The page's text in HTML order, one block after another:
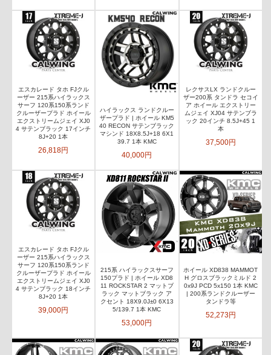
エスカレード タホ FJクル
ーザー 215系ハイラックス
サーフ 120系150系ランド
クルーザープラド ホイール
エクストリームジェイ XJ0
4 サテンブラック 17インチ
8J+20 1本
26,818円
ハイラックス ランドクルー
ザープラド | ホイール KM5
40 RECON サテンブラック
マシンド 18X8.5J+18 6X1
39.7 1本 KMC
40,000円
レクサスLX ランドクルー
ザー200系 タンドラ セコイ
ア ホイール エクストリー
ムジェイ XJ04 サテンブラ
ック 20インチ 8.5J+45 1
本
37,500円
エスカレード タホ FJクル
ーザー 215系ハイラックス
サーフ 120系150系ランド
クルーザープラド ホイール
エクストリームジェイ XJ0
4 サテンブラック 18インチ
8J+20 1本
39,000円
215系 ハイラックスサーフ
150プラド | ホイール XD8
11 ROCKSTAR 2 マットブ
ラック マットブラック ア
クセント 18X9.0J±0 6X13
5/139.7 1本 KMC
53,000円
ホイール XD838 MAMMOT
H グロスブラックミルド 2
0x9J PCD 5x150 1本 KMC
| 200系ランドクルーザー
タンドラ等
52,273円